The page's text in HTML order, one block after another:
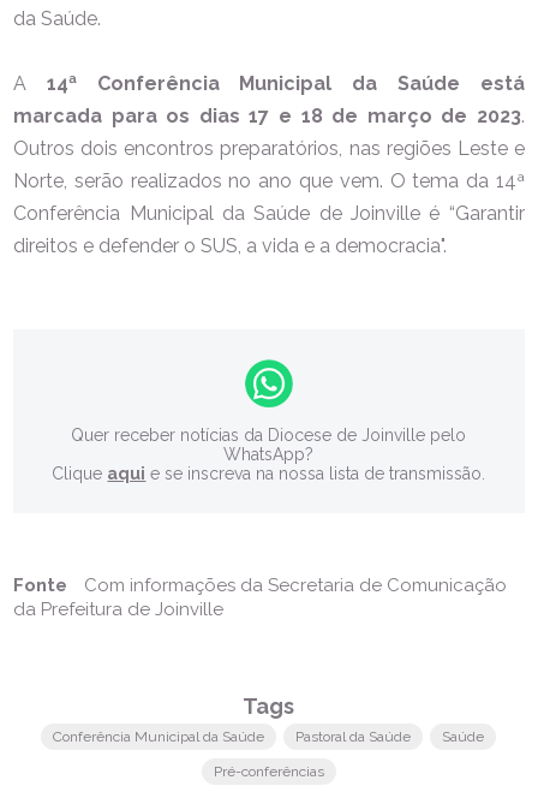
da Saúde.
A 14ª Conferência Municipal da Saúde está
marcada para os dias 17 e 18 de março de 2023.
Outros dois encontros preparatórios, nas regiões Leste e
Norte, serão realizados no ano que vem. O tema da 14ª
Conferência Municipal da Saúde de Joinville é “Garantir
direitos e defender o SUS, a vida e a democracia".
Quer receber notícias da Diocese de Joinville pelo
WhatsApp?
Clique aqui e se inscreva na nossa lista de transmissão.
Fonte
Com informações da Secretaria de Comunicação
da Prefeitura de Joinville
Tags
Conferência Municipal da Saúde Pastoral da Saúde Saúde
Pré-conferências